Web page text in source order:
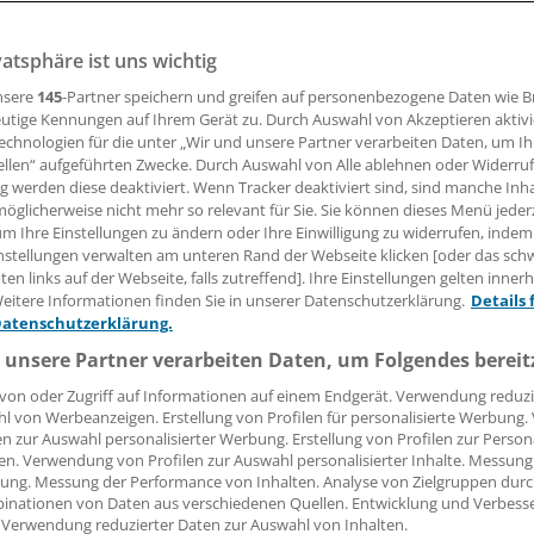
zwischen Männern und Frauen darf nicht heißen,
werden, sagt Dr. Wolfgang Bühmann, der
der Deutschen Urologen. Zudem brauchen Männer die
zu stimulieren.
Thomas Meißner
05:40 Uhr
Bühmann
Aktuelle Position:seit 1992
Facharzt für Urologie, Andrologie und
Tumortherapie, seit 2008 in
ist uns wichtig
145-Partner speichern und greifen auf personenbezogene Daten wie
Kennungen auf Ihrem Gerät zu. Durch Auswahl von Akzeptieren
für die unter „Wir und unsere Partner verarbeiten Daten, um
aufgeführten Zwecke. Durch Auswahl von Alle ablehnen oder
werden diese deaktiviert. Wenn Tracker deaktiviert sind, sind manche
nicht mehr so relevant für Sie. Sie können dieses Menü
Ihre Einstellungen zu ändern oder Ihre Einwilligung zu widerrufen, indem
verwalten am unteren Rand der Webseite klicken [oder das
links auf der Webseite, falls zutreffend]. Ihre Einstellungen gelten
Informationen finden Sie in unserer Datenschutzerklärung. Details
Partner verarbeiten Daten, um Folgendes
oder Zugriff auf Informationen auf einem Endgerät. Verwendung
von Werbeanzeigen. Erstellung von Profilen für personalisierte
zur Auswahl personalisierter Werbung. Erstellung von Profilen zur
Verwendung von Profilen zur Auswahl personalisierter Inhalte.
Messung der Performance von Inhalten. Analyse von Zielgruppen
von Daten aus verschiedenen Quellen. Entwicklung und
reduzierter Daten zur Auswahl von Inhalten.